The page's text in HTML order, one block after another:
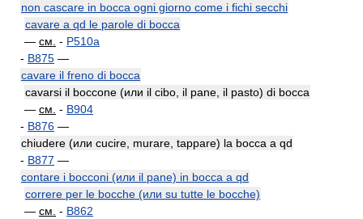
non cascare in bocca ogni giorno come i fichi secchi
cavare a qd le parole di bocca
— см. - P510a
- B875 —
cavare il freno di bocca
cavarsi il boccone (или il cibo, il pane, il pasto) di bocca
— см. - B904
- B876 —
chiudere (или cucire, murare, tappare) la bocca a qd
- B877 —
contare i bocconi (или il pane) in bocca a qd
correre per le bocche (или su tutte le bocche)
— см. - B862